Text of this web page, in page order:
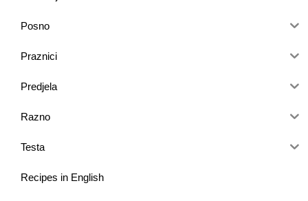
Posno
Praznici
Predjela
Razno
Testa
Recipes in English